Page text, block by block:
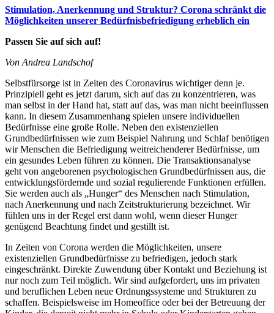
Stimulation, Anerkennung und Struktur? Corona schränkt die
Möglichkeiten unserer Bedürfnisbefriedigung erheblich ein
Passen Sie auf sich auf!
Von Andrea Landschof
Selbstfürsorge ist in Zeiten des Coronavirus wichtiger denn je.
Prinzipiell geht es jetzt darum, sich auf das zu konzentrieren, was
man selbst in der Hand hat, statt auf das, was man nicht beeinflussen
kann. In diesem Zusammenhang spielen unsere individuellen
Bedürfnisse eine große Rolle. Neben den existenziellen
Grundbedürfnissen wie zum Beispiel Nahrung und Schlaf benötigen
wir Menschen die Befriedigung weitreichenderer Bedürfnisse, um
ein gesundes Leben führen zu können. Die Transaktionsanalyse
geht von angeborenen psychologischen Grundbedürfnissen aus, die
entwicklungsfördernde und sozial regulierende Funktionen erfüllen.
Sie werden auch als „Hunger“ des Menschen nach Stimulation,
nach Anerkennung und nach Zeitstrukturierung bezeichnet. Wir
fühlen uns in der Regel erst dann wohl, wenn dieser Hunger
genügend Beachtung findet und gestillt ist.
In Zeiten von Corona werden die Möglichkeiten, unsere
existenziellen Grundbedürfnisse zu befriedigen, jedoch stark
eingeschränkt. Direkte Zuwendung über Kontakt und Beziehung ist
nur noch zum Teil möglich. Wir sind aufgefordert, uns im privaten
und beruflichen Leben neue Ordnungssysteme und Strukturen zu
schaffen. Beispielsweise im Homeoffice oder bei der Betreuung der